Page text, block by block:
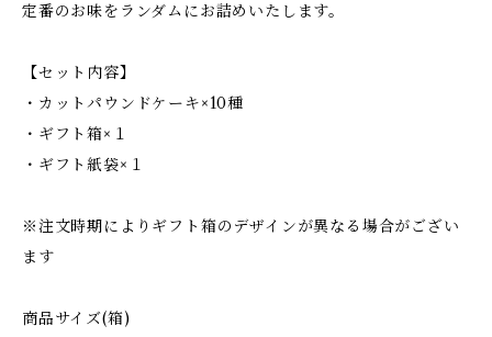
定番のお味をランダムにお詰めいたします。
【セット内容】
・カットパウンドケーキ×10種
・ギフト箱×１
・ギフト紙袋×１
※注文時期によりギフト箱のデザインが異なる場合がござい
ます
商品サイズ(箱)